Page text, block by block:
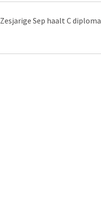
Zesjarige Sep haalt C diploma